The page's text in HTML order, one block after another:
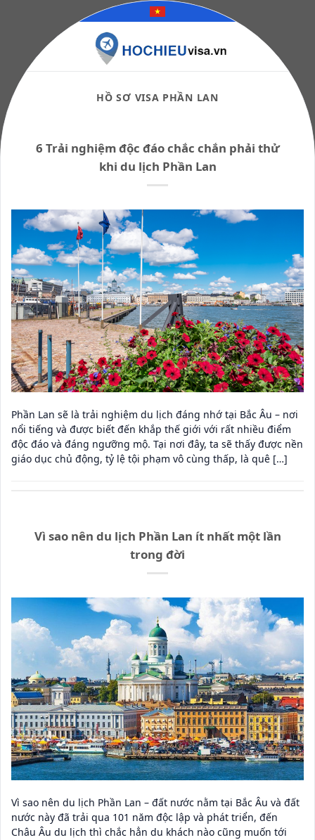
HỒ SƠ VISA PHẦN LAN
6 Trải nghiệm độc đáo chắc chắn phải thử
khi du lịch Phần Lan
Phần Lan sẽ là trải nghiệm du lịch đáng nhớ tại Bắc Âu – nơi
nổi tiếng và được biết đến khắp thế giới với rất nhiều điểm
độc đáo và đáng ngưỡng mộ. Tại nơi đây, ta sẽ thấy được nền
giáo dục chủ động, tỷ lệ tội phạm vô cùng thấp, là quê […]
Vì sao nên du lịch Phần Lan ít nhất một lần
trong đời
Vì sao nên du lịch Phần Lan – đất nước nằm tại Bắc Âu và đất
nước này đã trải qua 101 năm độc lập và phát triển, đến
Châu Âu du lịch thì chắc hẳn du khách nào cũng muốn tới